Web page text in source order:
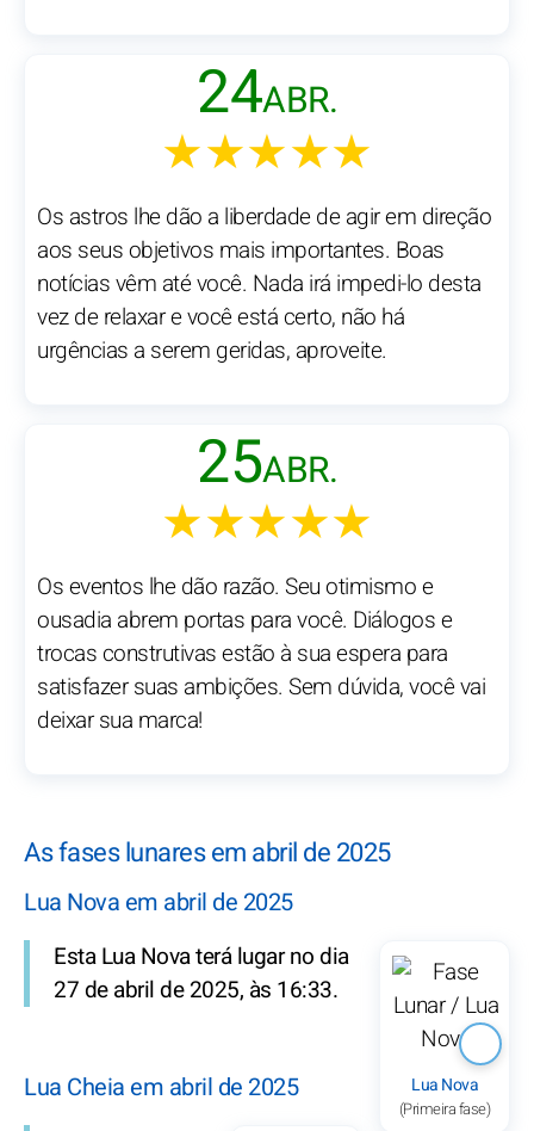
24ABR.
★★★★★
Os astros lhe dão a liberdade de agir em direção
aos seus objetivos mais importantes. Boas
notícias vêm até você. Nada irá impedi-lo desta
vez de relaxar e você está certo, não há
urgências a serem geridas, aproveite.
25ABR.
★★★★★
Os eventos lhe dão razão. Seu otimismo e
ousadia abrem portas para você. Diálogos e
trocas construtivas estão à sua espera para
satisfazer suas ambições. Sem dúvida, você vai
deixar sua marca!
As fases lunares em abril de 2025
Lua Nova em abril de 2025
Lua Nova
(Primeira fase)
Esta Lua Nova terá lugar no dia
27 de abril de 2025, às 16:33.
Lua Cheia em abril de 2025